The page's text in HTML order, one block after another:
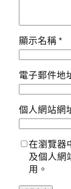
顯示名稱*
電子郵件地
個人網站網
在瀏覽器
及個人網
用。